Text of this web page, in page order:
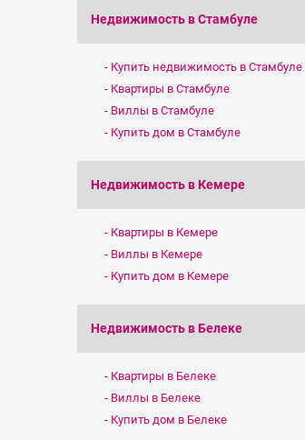
Недвижимость в Стамбуле
Купить недвижимость в Стамбуле
Квартиры в Стамбуле
Виллы в Стамбуле
Купить дом в Стамбуле
Недвижимость в Кемере
Квартиры в Кемере
Виллы в Кемере
Купить дом в Кемере
Недвижимость в Белеке
Квартиры в Белеке
Виллы в Белеке
Купить дом в Белеке